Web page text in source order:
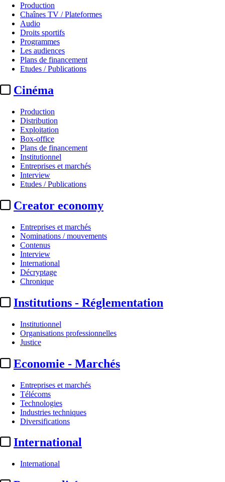
Production
Chaînes TV / Plateformes
Audio
Droits sportifs
Programmes
Les audiences
Plans de financement
Etudes / Publications
Cinéma
Production
Distribution
Exploitation
Box-office
Plans de financement
Institutionnel
Entreprises et marchés
Interview
Etudes / Publications
Creator economy
Entreprises et marchés
Nominations / mouvements
Contenus
Interview
International
Décryptage
Chronique
Institutions - Réglementation
Institutionnel
Organisations professionnelles
Justice
Economie - Marchés
Entreprises et marchés
Télécoms
Technologies
Industries techniques
Diversifications
International
International